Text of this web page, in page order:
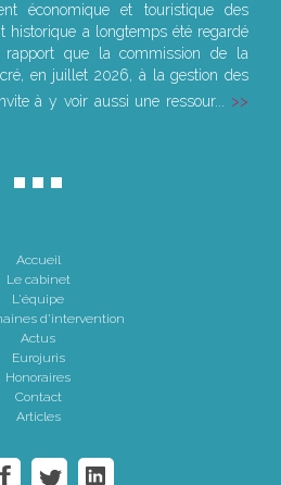
économique et touristique des
historique a longtemps été regardé
que la commission de la
en juillet 2026, à la gestion des
à y voir aussi une ressour...
Accueil
Le cabinet
L'équipe
d'intervention
Actus
Eurojuris
Honoraires
Contact
Articles